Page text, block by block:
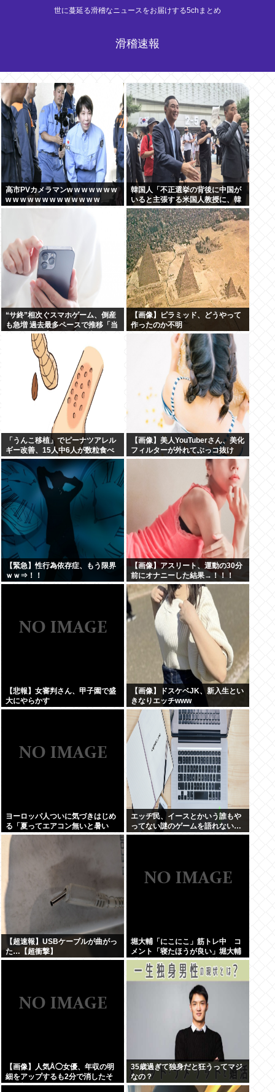
世に蔓延る滑稽なニュースをお届けする5chまとめ
滑稽速報
高市PVカメラマンw w w w w w w
w w w w w w w w w w w w w
韓国人「不正選挙の背後に中国が
いると主張する米国人教授に、韓
国ネット民が困惑」
“サ終”相次ぐスマホゲーム、倒産
も急増 過去最多ペースで推移「当
たれば一攫千金」過去の時代に
【画像】ピラミッド、どうやって
作ったのか不明
「うんこ移植」でピーナツアレル
ギー改善、15人中6人が数粒食べ
られるように
【画像】美人YouTuberさん、美化
フィルターが外れてぶっコ抜け
www
【緊急】性行為依存症、もう限界
ｗｗ⇒！！
【画像】アスリート、運動の30分
前にオナニーした結果→！！！
【悲報】女審判さん、甲子園で盛
大にやらかす
【画像】ドスケベJK、新入生とい
きなりエッチwww
ヨーロッパ人ついに気づきはじめ
る「夏ってエアコン無いと暑い
わ」
エッヂ民、イースとかいう誰もや
ってない謎のゲームを語れない…
【超速報】USBケーブルが曲がっ
た…【超衝撃】
堀大輔「にこにこ」筋トレ中 コ
メント「寝たほうが良い」堀大輔
「！！」筋トレ器具を破壊
【画像】人気Å◯女優、年収の明
細をアップするも2分で消したそ
の金額www
35歳過ぎて独身だと狂うってマジ
なの？